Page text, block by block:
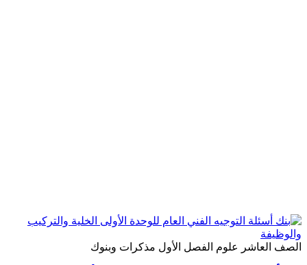
الصف العاشر علوم الفصل الأول مذكرات وبنوك